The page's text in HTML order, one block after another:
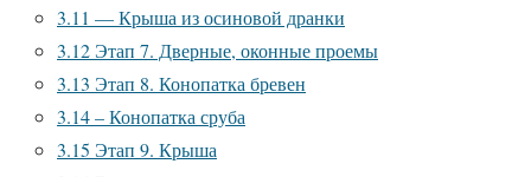
3.11 — Крыша из осиновой дранки
3.12Этап 7. Дверные, оконные проемы
3.13 Этап 8. Конопатка бревен
3.14– Конопатка сруба
3.15 Этап 9. Крыша